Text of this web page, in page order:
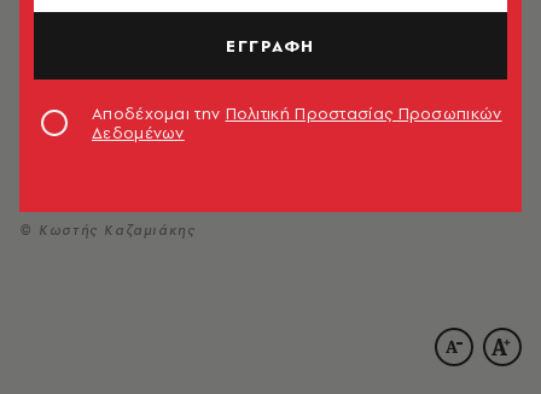
© Κωστής Καζαμιάκης
ΕΓΓΡΑΦΗ
Αποδέχομαι την Πολιτική Προστασίας Προσωπικών
Δεδομένων